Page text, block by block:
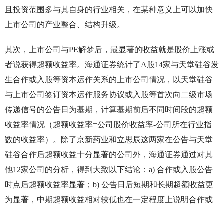
且投资范围多与其自身的行业相关，在某种意义上可以加快
上市公司的产业整合、结构升级。
其次，上市公司与PE解梦后，最显著的收益就是股价上涨或
者说获得超额收益率。海通证券统计了A股14家与天堂硅谷发
生合作或入股等资本运作关系的上市公司情况，以天堂硅谷
与上市公司签订资本运作服务协议或入股等首次向二级市场
传递信号的公告日为基期，计算基期前后不同时间段的超额
收益率情况（超额收益率=公司股价收益率-公司所在行业指
数的收益率）。除了京新药业和立思辰这两家在公告与天堂
硅谷合作后超额收益十分显著的公司外，海通证券通过对其
他12家公司的分析，得到大致以下结论：a) 合作或入股公告
时点后超额收益率显著；b) 公告日后短期和长期超额收益更
为显著，中期超额收益相对较低也在一定程度上说明合作或